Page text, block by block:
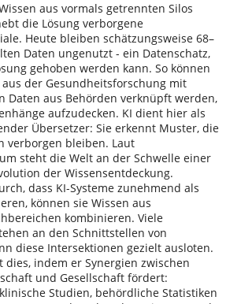
aus vormals getrennten Silos
die Lösung verborgene
Heute bleiben schätzungsweise 68–
Daten ungenutzt​ - ein Datenschatz,
gehoben werden kann. So können
der Gesundheitsforschung mit
Daten aus Behörden verknüpft werden,
aufzudecken. KI dient hier als
Übersetzer: Sie erkennt Muster, die
verborgen bleiben. Laut
steht die Welt an der Schwelle einer
der Wissensentdeckung​.
dass KI-Systeme zunehmend als
können sie Wissen aus
kombinieren. Viele
an den Schnittstellen von
diese Intersektionen gezielt ausloten​.
dies, indem er Synergien zwischen
und Gesellschaft fördert:
Studien, behördliche Statistiken